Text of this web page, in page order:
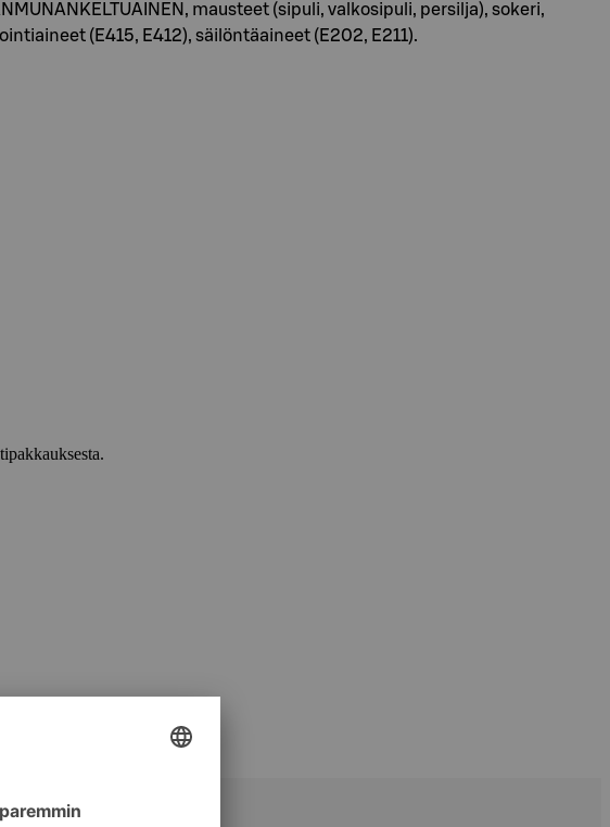
mausteet (sipuli, valkosipuli, persilja), sokeri,
(E415, E412), säilöntäaineet (E202, E211).